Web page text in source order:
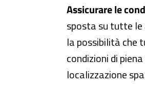
Assicurare le
sposta su tutte
la possibilità che
condizioni di
localizzazione